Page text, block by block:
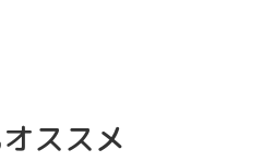
ススメ